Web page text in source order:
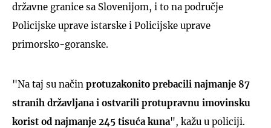
državne granice sa Slovenijom, i to na područje
Policijske uprave istarske i Policijske uprave
primorsko-goranske.
"Na taj su način protuzakonito prebacili najmanje 87
stranih državljana i ostvarili protupravnu imovinsku
korist od najmanje 245 tisuća kuna", kažu u policiji.